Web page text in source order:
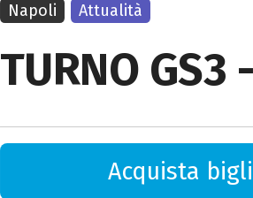
TURNO GS3
Acquista
Napoli Attualità